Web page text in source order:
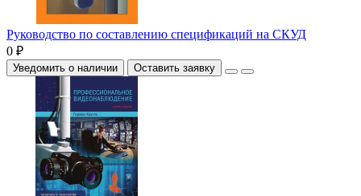
Руководство по составлению спецификаций на СКУД
0 ₽
Уведомить о наличии Оставить заявку